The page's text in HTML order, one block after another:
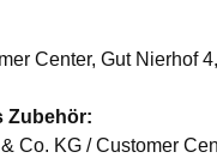
Center, Gut Nierhof
Zubehör:
Co. KG / Customer